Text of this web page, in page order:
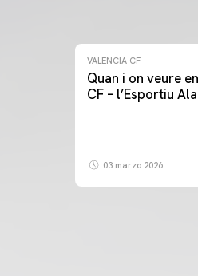
VALENCIA CF
Quan i on veure
CF – l’Esportiu
03 marzo 2026